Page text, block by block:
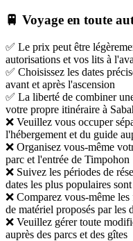
🚆 Voyage en toute
✅ Le prix peut être
autorisations et vos lits à
✅ Choisissez les dates
avant et après l'ascension
✅ La liberté de combiner
votre propre itinéraire à
❌ Veuillez vous occuper
l'hébergement et du guide
❌ Organisez vous-même
parc et l'entrée de Timpohon
❌ Suivez les périodes de
dates les plus populaires
❌ Comparez vous-même
de matériel proposés par les
❌ Veuillez gérer toute
auprès des parcs et des gîtes